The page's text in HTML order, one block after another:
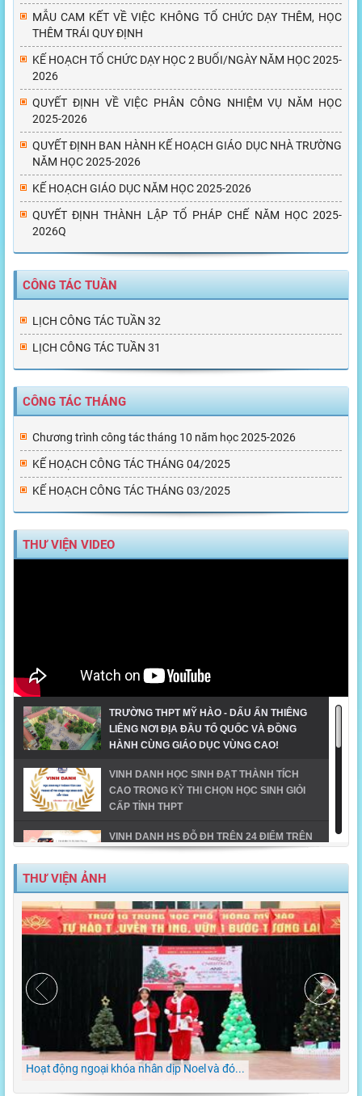
MẪU CAM KẾT VỀ VIỆC KHÔNG TỔ CHỨC DẠY THÊM, HỌC
THÊM TRÁI QUY ĐỊNH
KẾ HOẠCH TỔ CHỨC DẠY HỌC 2 BUỔI/NGÀY NĂM HỌC 2025-
2026
QUYẾT ĐỊNH VỀ VIỆC PHÂN CÔNG NHIỆM VỤ NĂM HỌC
2025-2026
QUYẾT ĐỊNH BAN HÀNH KẾ HOẠCH GIÁO DỤC NHÀ TRƯỜNG
NĂM HỌC 2025-2026
KẾ HOẠCH GIÁO DỤC NĂM HỌC 2025-2026
QUYẾT ĐỊNH THÀNH LẬP TỔ PHÁP CHẾ NĂM HỌC 2025-
2026Q
CÔNG TÁC TUẦN
LỊCH CÔNG TÁC TUẦN 32
LỊCH CÔNG TÁC TUẦN 31
CÔNG TÁC THÁNG
Chương trình công tác tháng 10 năm học 2025-2026
KẾ HOẠCH CÔNG TÁC THÁNG 04/2025
KẾ HOẠCH CÔNG TÁC THÁNG 03/2025
THƯ VIỆN VIDEO
TRƯỜNG THPT MỸ HÀO - DẤU ẤN THIÊNG
LIÊNG NƠI ĐỊA ĐẦU TỔ QUỐC VÀ ĐỒNG
HÀNH CÙNG GIÁO DỤC VÙNG CAO!
VINH DANH HỌC SINH ĐẠT THÀNH TÍCH
CAO TRONG KỲ THI CHỌN HỌC SINH GIỎI
CẤP TỈNH THPT
VINH DANH HS ĐỖ ĐH TRÊN 24 ĐIỂM TRÊN
ĐỊA BÀN TX MỸ HÀO-NĂM 2023
MỸ HÀO VINH DANH HỌC SINH GIỎI CẤP
TỈNH NĂM HỌC 2023-2024
TIẾT MỤC ĐOẠT GIẢI NHẤT DÂN VŨ CÔNG
ĐOÀN NGÀNH GD_CĐ TRƯỜNG THPT MỸ
MỸ HÀO - ĐIỂM SÁNG TRONG CHUYỂN ĐỔI
SỐ
THƯ VIỆN ẢNH
Hoạt động ngoại khóa nhân dịp Noel và đó...